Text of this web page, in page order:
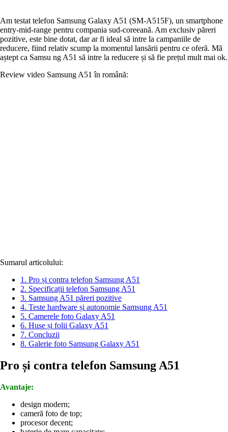
Am testat telefon Samsung Galaxy A51 (SM-A515F), un smartphone
entry-mid-range pentru compania sud-coreeană. Am exclusiv păreri
pozitive, este bine dotat, dar ar fi ideal să intre la campaniile de
reducere, fiind relativ scump la momentul lansării pentru ce oferă. Mă
aștept ca Samsu ng A51 să intre la reducere și să fie prețul mult mai ok.
Review video Samsung A51 în română:
Sumarul articolului:
1. Pro și contra telefon Samsung A51
2. Specificații telefon Samsung A51
3. Samsung A51 păreri pozitive
4. Teste hardware și autonomie Samsung A51
5. Camerele foto Galaxy A51
6. Huse și folii Galaxy A51
7. Concluzii
8. Galerie foto Samsung Galaxy A51
Pro și contra telefon Samsung A51
Avantaje:
design modern;
cameră foto de top;
procesor decent;